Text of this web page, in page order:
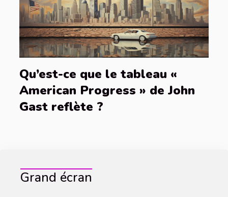
Qu’est-ce que le tableau «
American Progress » de John
Gast reflète ?
Grand écran